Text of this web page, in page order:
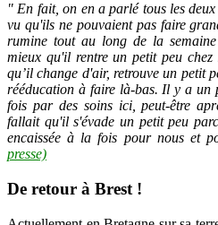
" En fait, on en a parlé tous les
vu qu'ils ne pouvaient pas faire
rumine tout au long de la
mieux qu'il rentre un petit peu
qu’il change d'air, retrouve un petit
rééducation à faire là-bas. Il y a
fois par des soins ici, peut-être
fallait qu'il s'évade un petit peu
encaissée à la fois pour nous et
presse)
De retour à Brest !